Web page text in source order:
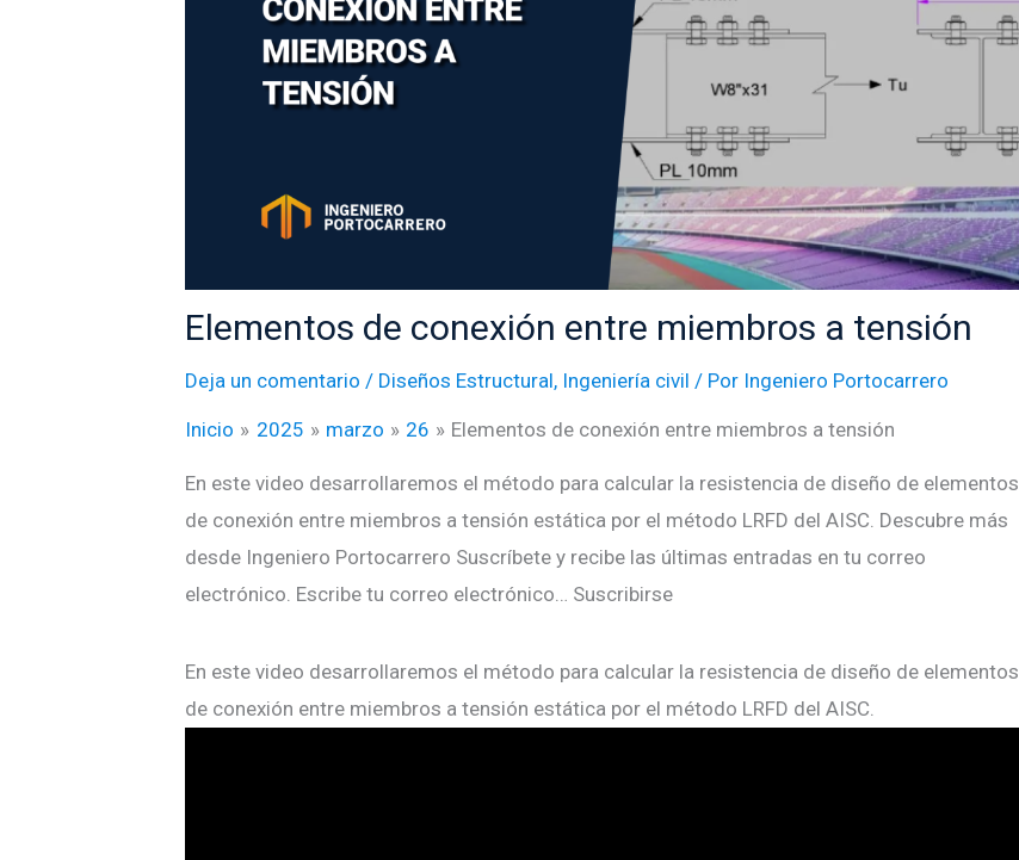
Elementos de conexión entre miembros a tensión
Deja un comentario / Diseños Estructural, Ingeniería civil / Por Ingeniero Portocarrero
Inicio 2025 marzo 26 Elementos de conexión entre miembros a tensión
En este video desarrollaremos el método para calcular la resistencia de diseño de elementos
de conexión entre miembros a tensión estática por el método LRFD del AISC. Descubre más
desde Ingeniero Portocarrero Suscríbete y recibe las últimas entradas en tu correo
electrónico. Escribe tu correo electrónico… Suscribirse
En este video desarrollaremos el método para calcular la resistencia de diseño de elementos
de conexión entre miembros a tensión estática por el método LRFD del AISC.